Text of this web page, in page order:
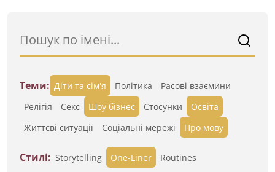
Теми: Діти та сім'я Політика
Расові взаємини
Релігія
Секс Шоу бізнес Стосунки
Освіта
Життєві ситуації
Cоціальні мережі Про мову
Стилі: Storytelling One-Liner
Routines